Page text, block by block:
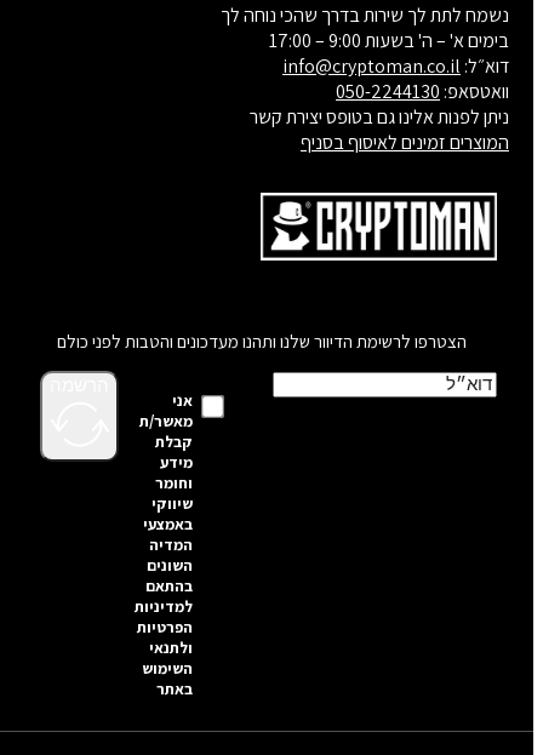
נשמח לתת לך שירות בדרך שהכי נוחה לך
בימים א' – ה' בשעות 9:00 – 17:00
דוא״ל:info@cryptoman.co.il
וואטסאפ:050-2244130
ניתן לפנות אלינו גם בטופס יצירת קשר
המוצרים זמינים לאיסוף בסניף
הצטרפו לרשימת הדיוור שלנו ותהנו מעדכונים והטבות לפני כולם
אני
מאשר/ת
קבלת
מידע
וחומר
שיווקי
באמצעי
המדיה
השונים
בהתאם
למדיניות
הפרטיות
ולתנאי
השימוש
באתר
הרשמה